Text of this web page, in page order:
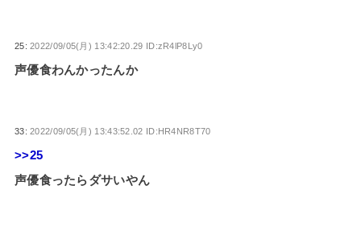
25:2022/09/05(月) 13:42:20.29 ID:zR4lP8Ly0
声優食わんかったんか
33:2022/09/05(月) 13:43:52.02 ID:HR4NR8T70
>>25
声優食ったらダサいやん